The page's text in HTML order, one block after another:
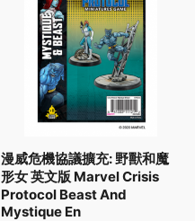
漫威危機協議擴充: 野獸和魔
形女 英文版 Marvel Crisis
Protocol Beast And
Mystique En